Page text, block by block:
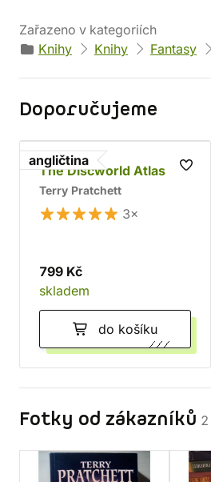
Zařazeno v kategoriích
Knihy
Knihy Fantasy
Doporučujeme
angličtina
The Discworld Atlas
Terry Pratchett
3×
799 Kč
skladem
do košíku
Fotky od zákazníků 2